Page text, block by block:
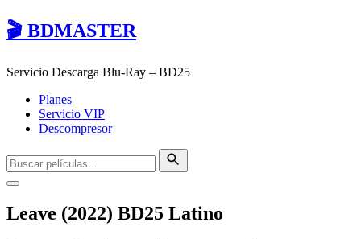
🎬 BDMASTER
Servicio Descarga Blu-Ray – BD25
Planes
Servicio VIP
Descompresor
Leave (2022) BD25 Latino